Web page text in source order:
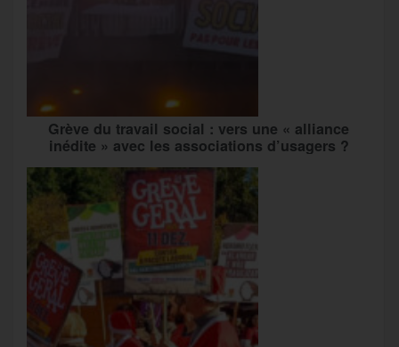
Grève du travail social : vers une « alliance
inédite » avec les associations d’usagers ?